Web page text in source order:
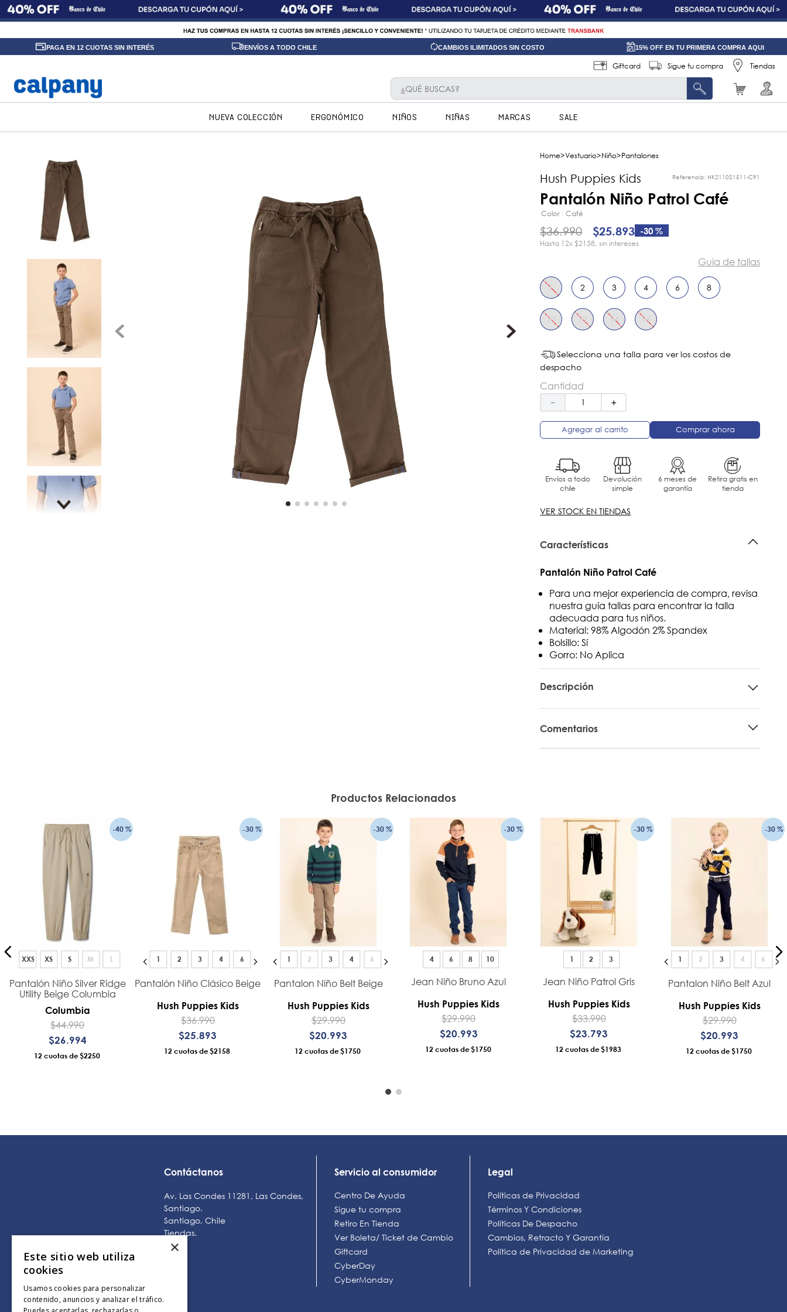
PAGA EN 12 CUOTAS SIN INTERÉS ENVÍOS A TODO CHILE CAMBIOS ILIMITADOS SIN COSTO 15% OFF EN TU PRIMERA COMPRA AQUI
Giftcard Sigue tu compra Tiendas
¿QUÉ BUSCAS?
NUEVA COLECCIÓN ERGONÓMICO NIÑOS NIÑAS MARCAS SALE
Vestuario Niño Pantalones
Hush Puppies Kids Referencia: HK211021511-C91
Pantalón Niño Patrol Café
Color Café
$36.990 $25.893 -30 %
12x$2158 sin intereses
Guia de tallas
1 2 3 4 6 8
10 12 14 16
Selecciona una talla para ver los costos de
despacho
Cantidad
＋
－
Agregar al carrito Comprar ahora
Envíos a todo
chile
Devolución
simple
6 meses de
garantía
Retira gratis en
tienda
VER STOCK EN TIENDAS
Características
Pantalón Niño Patrol Café
Para una mejor experiencia de compra, revisa
nuestra guía tallas para encontrar la talla
adecuada para tus niños.
Material: 98% Algodón 2% Spandex
Bolsillo: Sí
Gorro: No Aplica
Descripción
Comentarios
Productos Relacionados
-40 %
XXS XS S M L
Pantalón Niño Silver Ridge
Utility Beige Columbia
Columbia
$44.990
$26 994
12 $2250
-30 %
1 2 3 4 6
Pantalón Niño Clásico Beige
Hush Puppies Kids
$36.990
$25.893
12 $2158
-30 %
1 2 3 4 6
Pantalon Niño Belt Beige
Hush Puppies Kids
$29.990
$20.993
12 $1750
-30 %
4 6 8 10
Jean Niño Bruno Azul
Hush Puppies Kids
$29.990
$20.993
12 $1750
-30 %
1 2 3
Jean Niño Patrol Gris
Hush Puppies Kids
$33.990
$23.793
12 $1983
-30 %
1 2 3 4 6
Pantalon Niño Belt Azul
Hush Puppies Kids
$29.990
$20.993
12 $1750
Contáctanos
Av. Las Condes 11281, Las Condes,
Santiago.
Santiago, Chile
Tiendas.
Servicio al consumidor
Centro De Ayuda
Sigue tu compra
Retiro En Tienda
Ver Boleta/ Ticket de Cambio
Giftcard
CyberDay
CyberMonday
Legal
Políticas de Privacidad
Términos Y Condiciones
Políticas De Despacho
Cambios, Retracto Y Garantía
Política de Privacidad de Marketing
×
Este sitio web utiliza
cookies
Usamos cookies para personalizar
contenido, anuncios y analizar el tráfico.
TÉRMINOS MÁS BUSCADOS
1.
ninos
5.
ergonomicos
6
botin niño
.
zapatillas
ergonomico
botin niña